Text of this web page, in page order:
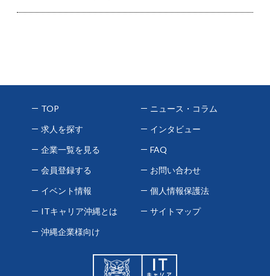
TOP
求人を探す
企業一覧を見る
会員登録する
イベント情報
ITキャリア沖縄とは
沖縄企業様向け
ニュース・コラム
インタビュー
FAQ
お問い合わせ
個人情報保護法
サイトマップ